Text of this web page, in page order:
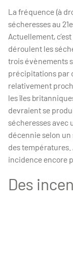
La fréquence (à
sécheresses au
Actuellement,
déroulent les
trois évènements
précipitations par
relativement
les îles
devraient se
sécheresses
décennie selon un
des températures.
incidence encore
Des